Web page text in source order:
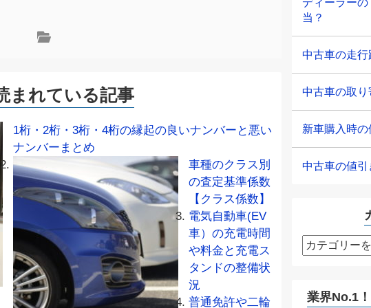
まれている記事
1桁・2桁・3桁・4桁の縁起の良いナンバーと悪い
ナンバーまとめ
車種のクラス別
の査定基準係数
【クラス係数】
電気自動車(EV
車）の充電時間
や料金と充電ス
タンドの整備状
況
普通免許や二輪
ディーラー
当？
中古車の走行
中古車の取り
新車購入時
中古車の値引
カ
テ
リ
業界No.1